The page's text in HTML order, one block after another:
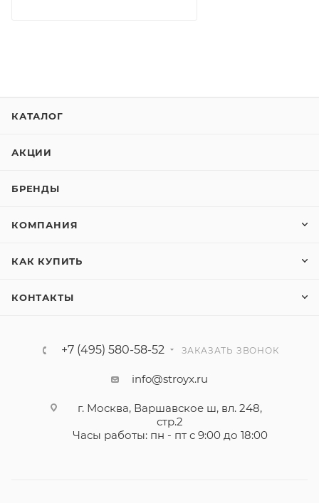
КАТАЛОГ
АКЦИИ
БРЕНДЫ
КОМПАНИЯ
КАК КУПИТЬ
КОНТАКТЫ
+7 (495) 580-58-52 ЗАКАЗАТЬ ЗВОНОК
info@stroyx.ru
г. Москва, Варшавское ш, вл. 248,
стр.2
Часы работы: пн - пт с 9:00 до 18:00